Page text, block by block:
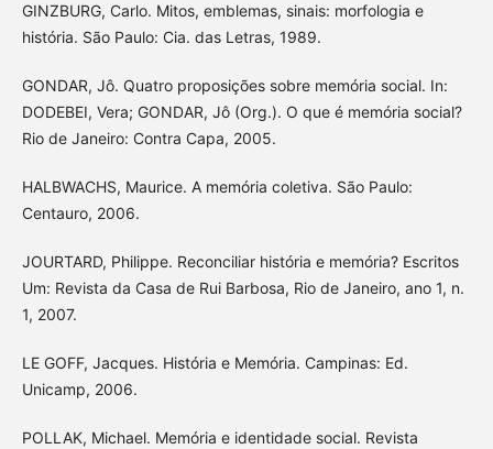
GINZBURG, Carlo. Mitos, emblemas, sinais: morfologia e
história. São Paulo: Cia. das Letras, 1989.
GONDAR, Jô. Quatro proposições sobre memória social. In:
DODEBEI, Vera; GONDAR, Jô (Org.). O que é memória social?
Rio de Janeiro: Contra Capa, 2005.
HALBWACHS, Maurice. A memória coletiva. São Paulo:
Centauro, 2006.
JOURTARD, Philippe. Reconciliar história e memória? Escritos
Um: Revista da Casa de Rui Barbosa, Rio de Janeiro, ano 1, n.
1, 2007.
LE GOFF, Jacques. História e Memória. Campinas: Ed.
Unicamp, 2006.
POLLAK, Michael. Memória e identidade social. Revista